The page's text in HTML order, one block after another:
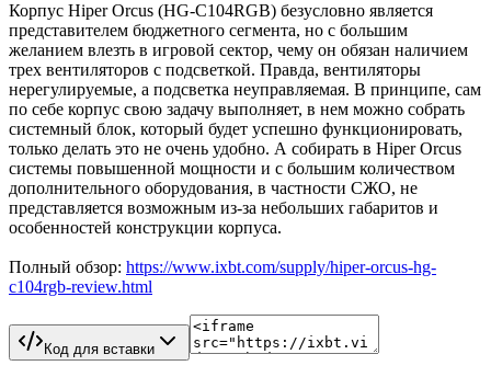
Корпус Hiper Orcus (HG-C104RGB) безусловно является
представителем бюджетного сегмента, но с большим
желанием влезть в игровой сектор, чему он обязан наличием
трех вентиляторов с подсветкой. Правда, вентиляторы
нерегулируемые, а подсветка неуправляемая. В принципе, сам
по себе корпус свою задачу выполняет, в нем можно собрать
системный блок, который будет успешно функционировать,
только делать это не очень удобно. А собирать в Hiper Orcus
системы повышенной мощности и с большим количеством
дополнительного оборудования, в частности СЖО, не
представляется возможным из-за небольших габаритов и
особенностей конструкции корпуса.
Полный обзор: https://www.ixbt.com/supply/hiper-orcus-hg-
c104rgb-review.html
Код для вставки